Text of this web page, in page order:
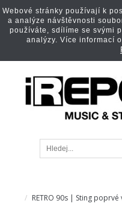
RETRO 90s | Sting
Webové stránky používají k
a analýze návštěvnosti
používáte, sdílíme se svými
analýzy. Více informací